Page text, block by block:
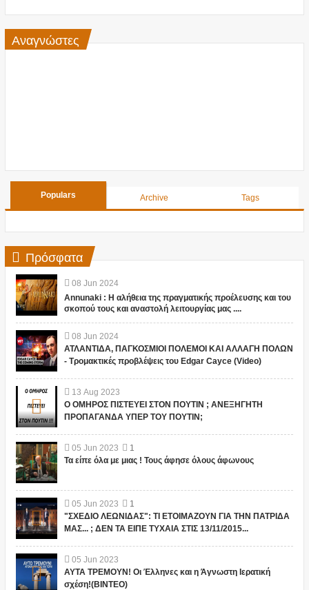
Αναγνώστες
Populars Archive Tags
Πρόσφατα
08 Jun 2024
Annunaki : Η αλήθεια της πραγματικής προέλευσης και του
σκοπού τους και αναστολή λειτουργίας μας ....
08 Jun 2024
ΑΤΛΑΝΤΙΔΑ, ΠΑΓΚΟΣΜΙΟΙ ΠΟΛΕΜΟΙ ΚΑΙ ΑΛΛΑΓΗ ΠΟΛΩΝ
- Τρομακτικές προβλέψεις του Edgar Cayce (Video)
13 Aug 2023
Ο ΟΜΗΡΟΣ ΠΙΣΤΕΥΕΙ ΣΤΟΝ ΠΟΥΤΙΝ ; ΑΝΕΞΗΓΗΤΗ
ΠΡΟΠΑΓΑΝΔΑ ΥΠΕΡ ΤΟΥ ΠΟΥΤΙΝ;
05 Jun 2023
1
Τα είπε όλα με μιας ! Τους άφησε όλους άφωνους
05 Jun 2023
1
"ΣΧΕΔΙΟ ΛΕΩΝΙΔΑΣ": ΤΙ ΕΤΟΙΜΑΖΟΥΝ ΓΙΑ ΤΗΝ ΠΑΤΡΙΔΑ
ΜΑΣ... ; ΔΕΝ ΤΑ ΕΙΠΕ ΤΥΧΑΙΑ ΣΤΙΣ 13/11/2015...
05 Jun 2023
ΑΥΤΑ ΤΡΕΜΟΥΝ! Οι Έλληνες και η Άγνωστη Ιερατική
σχέση!(ΒΙΝΤΕΟ)